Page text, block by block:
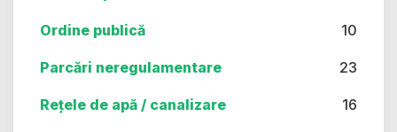
Ordine publică 10
Parcări neregulamentare 23
Rețele de apă / canalizare 16